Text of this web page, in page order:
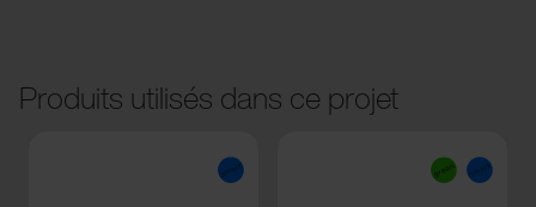
Produits utilisés dans ce projet